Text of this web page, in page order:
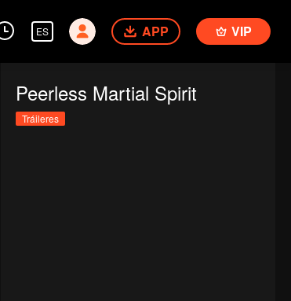
ES APP VIP
Peerless Martial Spirit
Tráileres